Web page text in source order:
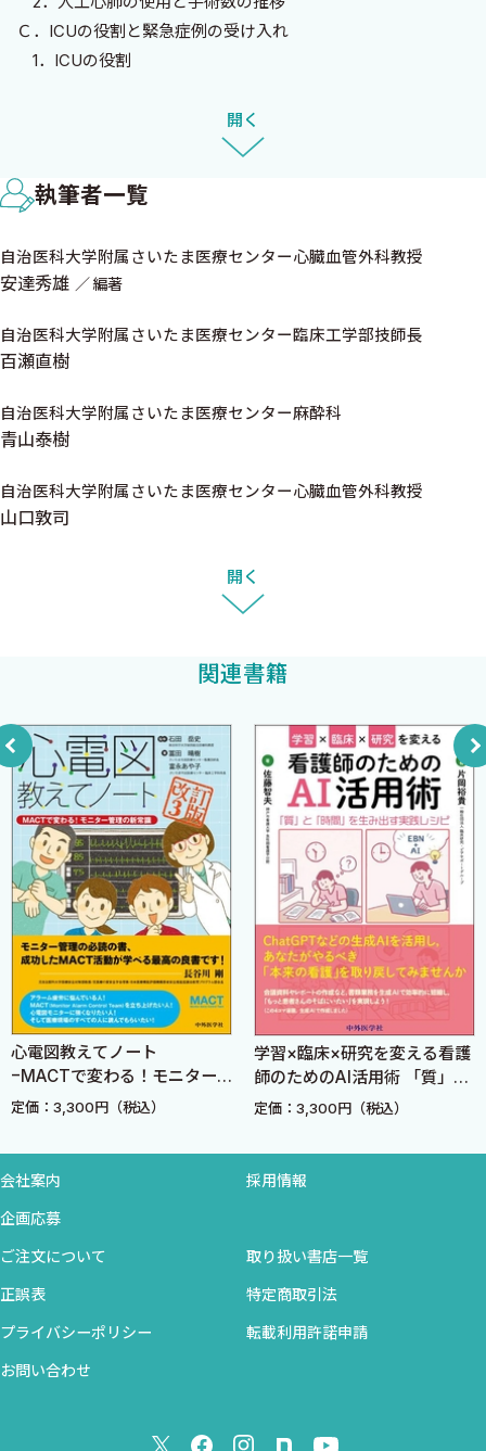
Ｃ．ICUの役割と緊急症例の受け入れ
1．ICUの役割
2．虚血性心疾患の検査
3．心臓弁膜症の検査
5．胸部大動脈疾患の検査
6．腹部大動脈疾患の検査
7．術前一般処置
8．術後管理指示項目
2 心臓手術の補助手段―人工心肺―〈百瀬直樹〉
Ａ．人工心肺の歴史と目的
1．カニューレ
2．脱血回路
4．送血ポンプ（血液ポンプ）
Ｃ．体外循環のモニタ
1．患者側モニタ
2．人工心肺側モニタ
Ｄ．体外循環の実際
1．情報の収集と体外循環プランの作成
2．組み立て
3．充 填
4．ヘパリンの投与
5．カニューレの挿入
6．体外循環の開始
7．冷 却
8．完全体外循環
9．大動脈遮断
10．心筋保護液の注入
12．復温開始
15．体外循環からの離脱
16．体外循環の終了
17．カニューレの抜去
19．人工心肺内残血処理
Ｆ．想定される事故の分析と具体策
開く
執筆者一覧
自治医科大学附属さいたま医療センター心臓血管外科教授
安達秀雄 編著
自治医科大学附属さいたま医療センター臨床工学部技師長
百瀬直樹
自治医科大学附属さいたま医療センター麻酔科
青山泰樹
自治医科大学附属さいたま医療センター心臓血管外科教授
山口敦司
開く
関連書籍
心電図教えてノート
−MACTで変わる！モニター
管理の新常識− 改訂3版
定価：3,300円（税込）
学習×臨床×研究を変える看護
師のためのAI活用術 「質」と
「時間」を生み出す実践レシ
定価：3,300円（税込）
会社案内 採用情報
企画応募
ご注文について 取り扱い書店一覧
正誤表 特定商取引法
プライバシーポリシー 転載利用許諾申請
お問い合わせ